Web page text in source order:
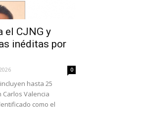
el CJNG y
inéditas por
0
hasta 25
Carlos Valencia
como el